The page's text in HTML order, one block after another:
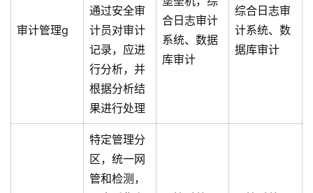
审计管理g
通过安全审
计员对审计
记录，应进
行分析，并
根据分析结
果进行处理
合日志审计
系统、数据
库审计
综合日志审
计系统、数
据库审计
特定管理分
区，统一网
管和检测，